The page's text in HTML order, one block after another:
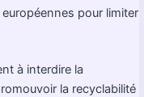
pour limiter
à interdire la
la recyclabilité